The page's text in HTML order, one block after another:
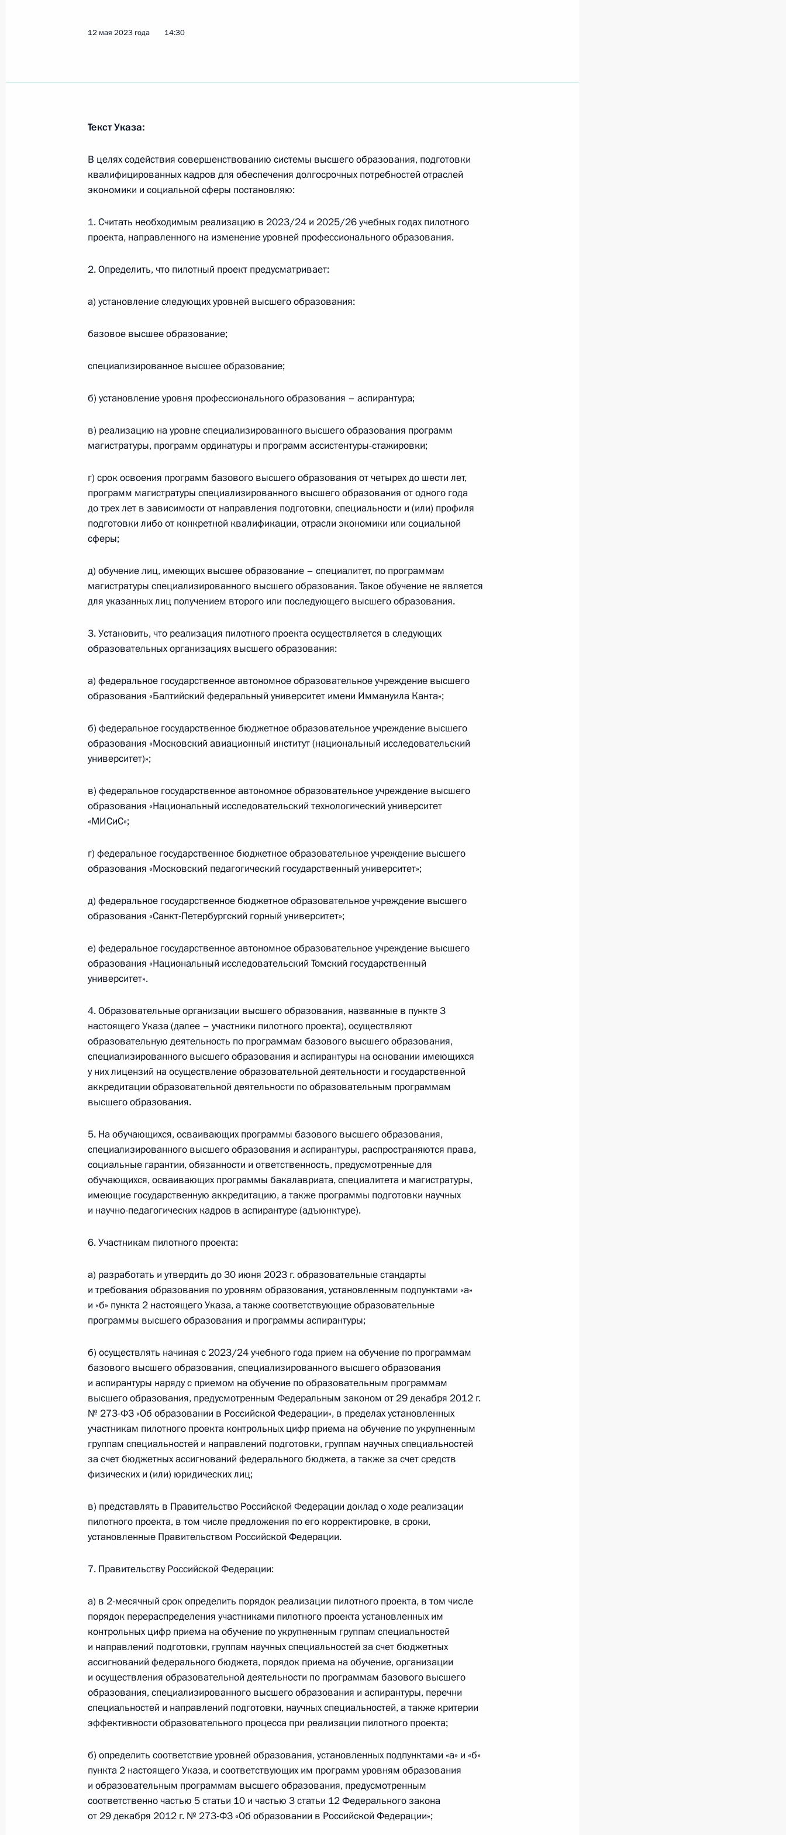
12 мая 2023 года, 14:30
Воскресенским
10 мая 2023 года, 13:30
Перечень поручений по итогам встречи с представителями
общественных патриотических и молодёжных организаций
и образованию
Подписан закон, совершенствующий механизм целевого
14 апреля 2023 года, 20:30
Перечень поручений по итогам встречи со студентами вузов
6 апреля 2023 года, 18:00
Подписан закон об особом порядке проведения государственной
итоговой аттестации в школах отдельных регионов
3 апреля 2023 года, 12:15
Открытие Года педагога и наставника
2 марта 2023 года, 15:10
Заседание Совета по науке и образованию
8 февраля 2023 года, 18:50
Встреча с учащимися вузов по случаю Дня российского
студенчества
Посещение Московского государственного университета имени
М.В.Ломоносова
25 января, в День российского студенчества, Президент посетит
24 января 2023 года, 15:05
Встреча с Министром науки и высшего образования Валерием
Фальковым
3 января 2023 года, 12:00
Законодательно предусмотрена возможность передачи
муниципальных школ под контроль региональных властей
29 декабря 2022 года, 21:45
и детей ряда категорий военных
29 декабря 2022 года, 21:40
перевод в онлайн-режим процесс признания иностранных
дипломов об образовании
29 декабря 2022 года, 20:50
В Налоговый кодекс внесены изменения, связанные
с предоставлением в электронном виде услуг по государственной
аккредитации образовательной деятельности и признанию
Встреча с ректором Санкт-Петербургского горного университета
27 декабря 2022 года, 15:55
Законодательно продлён срок применения комплекса мер
по сохранению устойчивости российской экономики в условиях
внешнего санкционного давления
19 декабря 2022 года, 12:10
Перечень поручений по итогам встречи с историками
и представителями традиционных религий России
11 декабря 2022 года, 20:00
12 мая 2023 года 14:30
Текст Указа:
В целях содействия совершенствованию системы высшего образования, подготовки
квалифицированных кадров для обеспечения долгосрочных потребностей отраслей
экономики и социальной сферы постановляю:
1. Считать необходимым реализацию в 2023/24 и 2025/26 учебных годах пилотного
проекта, направленного на изменение уровней профессионального образования.
2. Определить, что пилотный проект предусматривает:
а) установление следующих уровней высшего образования:
базовое высшее образование;
специализированное высшее образование;
б) установление уровня профессионального образования – аспирантура;
в) реализацию на уровне специализированного высшего образования программ
магистратуры, программ ординатуры и программ ассистентуры-стажировки;
г) срок освоения программ базового высшего образования от четырех до шести лет,
программ магистратуры специализированного высшего образования от одного года
до трех лет в зависимости от направления подготовки, специальности и (или) профиля
подготовки либо от конкретной квалификации, отрасли экономики или социальной
сферы;
д) обучение лиц, имеющих высшее образование – специалитет, по программам
магистратуры специализированного высшего образования. Такое обучение не является
для указанных лиц получением второго или последующего высшего образования.
3. Установить, что реализация пилотного проекта осуществляется в следующих
образовательных организациях высшего образования:
а) федеральное государственное автономное образовательное учреждение высшего
образования «Балтийский федеральный университет имени Иммануила Канта»;
б) федеральное государственное бюджетное образовательное учреждение высшего
образования «Московский авиационный институт (национальный исследовательский
университет)»;
в) федеральное государственное автономное образовательное учреждение высшего
образования «Национальный исследовательский технологический университет
«МИСиС»;
г) федеральное государственное бюджетное образовательное учреждение высшего
образования «Московский педагогический государственный университет»;
д) федеральное государственное бюджетное образовательное учреждение высшего
образования «Санкт-Петербургский горный университет»;
е) федеральное государственное автономное образовательное учреждение высшего
образования «Национальный исследовательский Томский государственный
университет».
4. Образовательные организации высшего образования, названные в пункте 3
настоящего Указа (далее – участники пилотного проекта), осуществляют
образовательную деятельность по программам базового высшего образования,
специализированного высшего образования и аспирантуры на основании имеющихся
у них лицензий на осуществление образовательной деятельности и государственной
аккредитации образовательной деятельности по образовательным программам
высшего образования.
5. На обучающихся, осваивающих программы базового высшего образования,
специализированного высшего образования и аспирантуры, распространяются права,
социальные гарантии, обязанности и ответственность, предусмотренные для
обучающихся, осваивающих программы бакалавриата, специалитета и магистратуры,
имеющие государственную аккредитацию, а также программы подготовки научных
и научно-педагогических кадров в аспирантуре (адъюнктуре).
6. Участникам пилотного проекта:
а) разработать и утвердить до 30 июня 2023 г. образовательные стандарты
и требования образования по уровням образования, установленным подпунктами «а»
и «б» пункта 2 настоящего Указа, а также соответствующие образовательные
программы высшего образования и программы аспирантуры;
б) осуществлять начиная с 2023/24 учебного года прием на обучение по программам
базового высшего образования, специализированного высшего образования
и аспирантуры наряду с приемом на обучение по образовательным программам
высшего образования, предусмотренным Федеральным законом от 29 декабря 2012 г.
№ 273-ФЗ «Об образовании в Российской Федерации», в пределах установленных
участникам пилотного проекта контрольных цифр приема на обучение по укрупненным
группам специальностей и направлений подготовки, группам научных специальностей
за счет бюджетных ассигнований федерального бюджета, а также за счет средств
физических и (или) юридических лиц;
в) представлять в Правительство Российской Федерации доклад о ходе реализации
пилотного проекта, в том числе предложения по его корректировке, в сроки,
установленные Правительством Российской Федерации.
7. Правительству Российской Федерации:
а) в 2-месячный срок определить порядок реализации пилотного проекта, в том числе
порядок перераспределения участниками пилотного проекта установленных им
контрольных цифр приема на обучение по укрупненным группам специальностей
и направлений подготовки, группам научных специальностей за счет бюджетных
ассигнований федерального бюджета, порядок приема на обучение, организации
и осуществления образовательной деятельности по программам базового высшего
образования, специализированного высшего образования и аспирантуры, перечни
специальностей и направлений подготовки, научных специальностей, а также критерии
эффективности образовательного процесса при реализации пилотного проекта;
б) определить соответствие уровней образования, установленных подпунктами «а» и «б»
пункта 2 настоящего Указа, и соответствующих им программ уровням образования
и образовательным программам высшего образования, предусмотренным
соответственно частью 5 статьи 10 и частью 3 статьи 12 Федерального закона
от 29 декабря 2012 г. № 273-ФЗ «Об образовании в Российской Федерации»;